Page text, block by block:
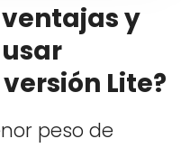
y
Lite?
peso de